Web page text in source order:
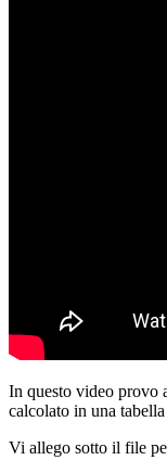
In questo video provo
calcolato in una
Vi allego sotto il file